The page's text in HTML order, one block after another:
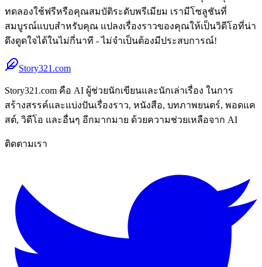
ทดลองใช้ฟรีหรือคุณสมบัติระดับพรีเมียม เรามีโซลูชันที่
สมบูรณ์แบบสำหรับคุณ แปลงเรื่องราวของคุณให้เป็นวิดีโอที่น่า
ดึงดูดใจได้ในไม่กี่นาที - ไม่จำเป็นต้องมีประสบการณ์!
Story321.com
Story321.com คือ AI ผู้ช่วยนักเขียนและนักเล่าเรื่อง ในการ
สร้างสรรค์และแบ่งปันเรื่องราว, หนังสือ, บทภาพยนตร์, พอดแค
สต์, วิดีโอ และอื่นๆ อีกมากมาย ด้วยความช่วยเหลือจาก AI
ติดตามเรา